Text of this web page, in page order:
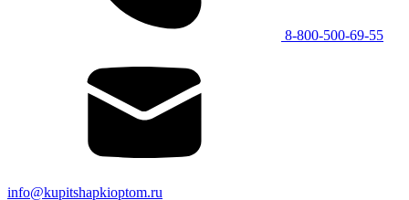
8-800-500-69-55
info@kupitshapkioptom.ru